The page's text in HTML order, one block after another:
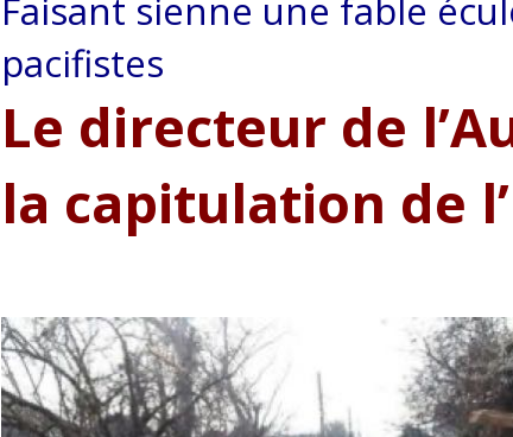
Faisant sienne une fable
pacifistes
Le directeur de
la capitulation de